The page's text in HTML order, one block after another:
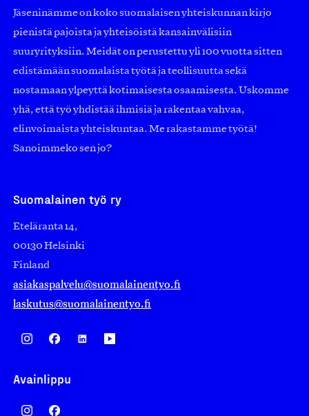
Jäseninämme on koko suomalaisen yhteiskunnan kirjo
pienistä pajoista ja yhteisöistä kansainvälisiin
suuryrityksiin. Meidät on perustettu yli 100 vuotta sitten
edistämään suomalaista työtä ja teollisuutta sekä
nostamaan ylpeyttä kotimaisesta osaamisesta. Uskomme
yhä, että työ yhdistää ihmisiä ja rakentaa vahvaa,
elinvoimaista yhteiskuntaa. Me rakastamme työtä!
Sanoimmeko sen jo?
Suomalainen työ ry
Eteläranta 14,
00130 Helsinki
Finland
asiakaspalvelu@suomalainentyo.fi
laskutus@suomalainentyo.fi
Avainlippu